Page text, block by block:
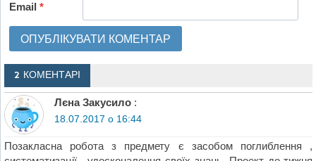
Email*
2 КОМЕНТАРІ
Лєна Закусило :
18.07.2017 о 16:44
Позакласна робота з предмету є засобом поглиблення ,